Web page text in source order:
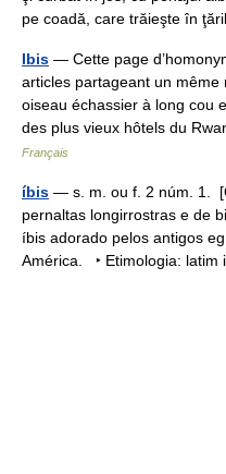
pe coadă, care trăieşte în
Ibis — Cette page
articles partageant un même
oiseau échassier à long cou
des plus vieux hôtels du
Français
íbis — s. m. ou f. 2 núm. 1.
pernaltas longirrostras e de
íbis adorado pelos antigos
América. ‣ Etimologia: